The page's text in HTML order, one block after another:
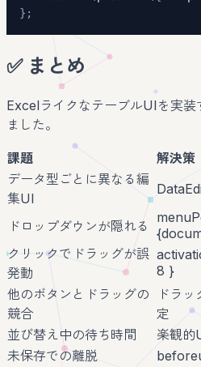
} ;
✅ まとめ
ExcelライクなテーブルUIを実装
ました。
課題
解決策
データ型ごとに異なる編
集UI
ドロップダウンが隠れる
クリックでドラッグが誤
発動
8 }
他のボタンとドラッグの
競合
ドラ
定
並び替え中の待ち時間
楽観的
未保存での離脱